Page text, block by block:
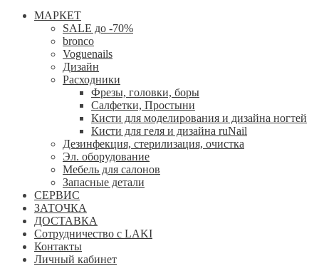
МАРКЕТ
SALE до -70%
bronco
Voguenails
Дизайн
Расходники
Фрезы, головки, боры
Салфетки, Простыни
Кисти для моделирования и дизайна ногтей
Кисти для геля и дизайна ruNail
Дезинфекция, стерилизация, очистка
Эл. оборудование
Мебель для салонов
Запасные детали
СЕРВИС
ЗАТОЧКА
ДОСТАВКА
Сотрудничество с LAKI
Контакты
Личный кабинет